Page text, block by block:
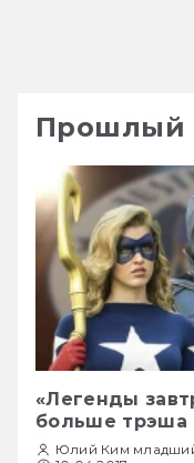
Прошлый
«Легенды
больше трэша
Юлий Ким